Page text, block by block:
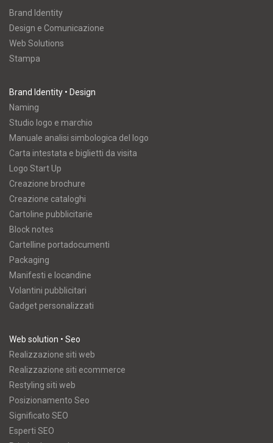
Brand Identity
Design e Comunicazione
Web Solutions
Stampa
Brand Identity • Design
Naming
Studio logo e marchio
Manuale analisi simbologica del logo
Carta intestata e biglietti da visita
Logo Start Up
Creazione brochure
Creazione cataloghi
Cartoline pubblicitarie
Block notes
Cartelline portadocumenti
Packaging
Manifesti e locandine
Volantini pubblicitari
Gadget personalizzati
Web solution • Seo
Realizzazione siti web
Realizzazione siti ecommerce
Restyling siti web
Posizionamento Seo
Significato SEO
Esperti SEO